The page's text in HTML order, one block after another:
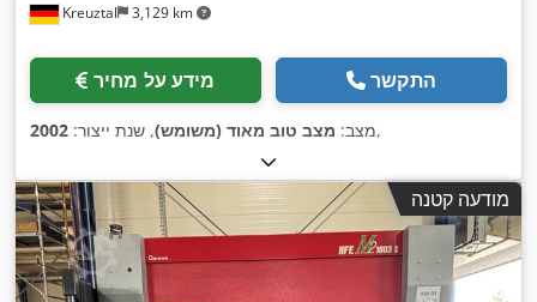
Kreuztal 3,129 km
מידע על מחיר התקשר
מצב: מצב טוב מאוד (משומש), שנת ייצור: 2002 ,
מודעה קטנה